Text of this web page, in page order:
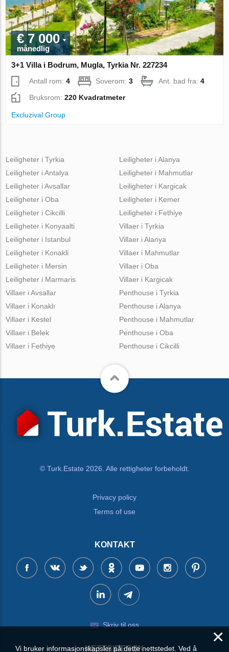
€ 7 000
månedlig
3+1 Villa i Bodrum, Mugla, Tyrkia Nr. 227234
Antall rom:4 Soverom:3 Ant. bad fra:4
Bruksrom:220 Kvadratmeter
Excluzival Group
Leiligheter i Tyrkia
Leiligheter i Antalya
Leiligheter i Avsallar
Leiligheter i Oba
Leiligheter i Cikcilli
Leiligheter i Alanya
Leiligheter i Mahmutlar
Leiligheter i Kargicak
Leiligheter i Kemer
Leiligheter i Fethiye
Leiligheter i Konyaalti
Leiligheter i Istanbul
Leiligheter i Konakli
Leiligheter i Mersin
Leiligheter i Marmaris
Villaer i Tyrkia
Villaer i Alanya
Villaer i Mahmutlar
Villaer i Oba
Villaer i Kargicak
Villaer i Avsallar
Villaer i Konaklı
Villaer i Kestel
Villaer i Belek
Villaer i Fethiye
Penthouse i Tyrkia
Penthouse i Alanya
Penthouse i Mahmutlar
Penthouse i Oba
Penthouse i Cikcilli
© Turk.Estate 2026. Alle rettigheter forbeholdt.
Privacy policy
Terms of use
KONTAKT
Skriv til oss
NETTSIDESØK
×
Vi bruker informasjonskapsler på dette nettstedet. Ved å